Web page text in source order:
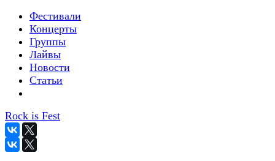
Фестивали
Концерты
Группы
Лайвы
Новости
Статьи
Rock is Fest